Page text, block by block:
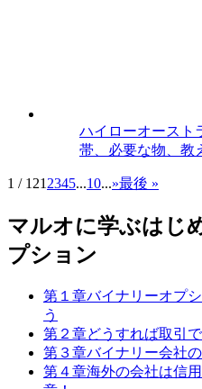
ハイローオースト
帯、必要な物、教
1 / 121 2345...10...»最後 »
マルオに学ぶはじ
プション
第１章バイナリーオプ
う
第２章どうすれば取引
第３章バイナリー会社
第４章海外の会社は信